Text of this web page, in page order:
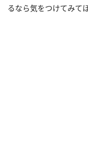
るなら気をつけてみて